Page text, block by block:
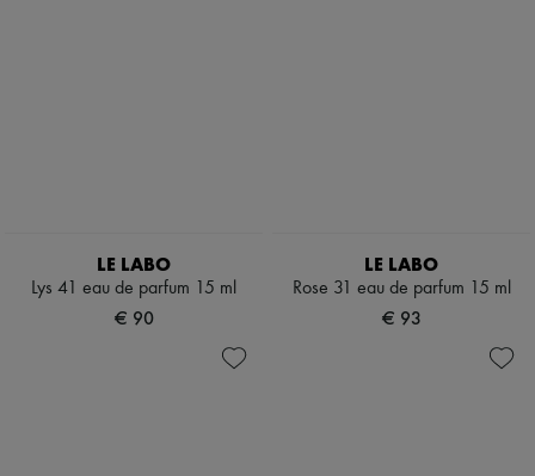
LE LABO
Lys 41 eau de parfum 15 ml
€ 90
LE LABO
Rose 31 eau de parfum 15 ml
€ 93